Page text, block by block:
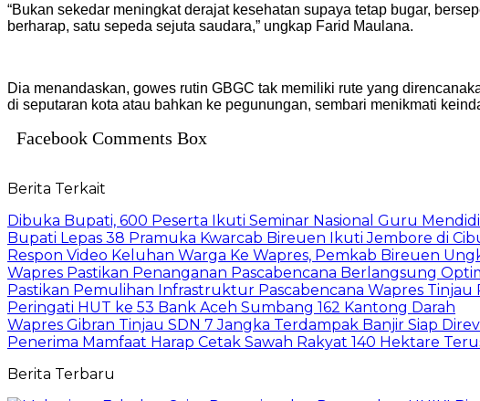
“Bukan sekedar meningkat derajat kesehatan supaya tetap bugar,
berharap, satu sepeda sejuta saudara,” ungkap Farid Maulana.
Dia menandaskan, gowes rutin GBGC tak memiliki rute yang
di seputaran kota atau bahkan ke pegunungan, sembari menikmati
Facebook Comments Box
Berita Terkait
Dibuka Bupati, 600 Peserta Ikuti Seminar Nasional Guru
Bupati Lepas 38 Pramuka Kwarcab Bireuen Ikuti Jembore di
Respon Video Keluhan Warga Ke Wapres, Pemkab Bireuen
Wapres Pastikan Penanganan Pascabencana Berlangsung
Pastikan Pemulihan Infrastruktur Pascabencana Wapres
Peringati HUT ke 53 Bank Aceh Sumbang 162 Kantong Darah
Wapres Gibran Tinjau SDN 7 Jangka Terdampak Banjir Siap
Penerima Mamfaat Harap Cetak Sawah Rakyat 140 Hektare
Berita Terbaru